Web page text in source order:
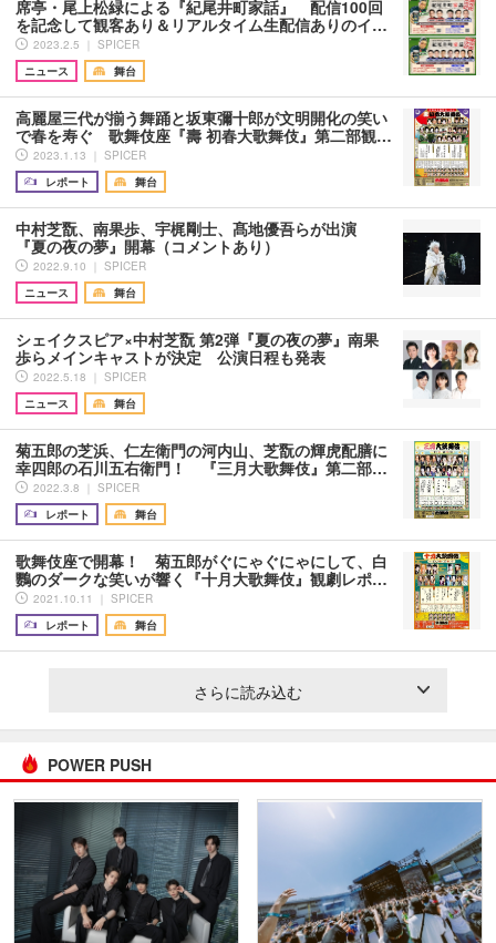
席亭・尾上松緑による『紀尾井町家話』 配信100回
を記念して観客あり＆リアルタイム生配信ありのイ…
2023.2.5 ｜ SPICER
ニュース
舞台
高麗屋三代が揃う舞踊と坂東彌十郎が文明開化の笑い
で春を寿ぐ 歌舞伎座『壽 初春大歌舞伎』第二部観…
2023.1.13 ｜ SPICER
レポート
舞台
中村芝翫、南果歩、宇梶剛士、髙地優吾らが出演
『夏の夜の夢』開幕（コメントあり）
2022.9.10 ｜ SPICER
ニュース
舞台
シェイクスピア×中村芝翫 第2弾『夏の夜の夢』南果
歩らメインキャストが決定 公演日程も発表
2022.5.18 ｜ SPICER
ニュース
舞台
菊五郎の芝浜、仁左衛門の河内山、芝翫の輝虎配膳に
幸四郎の石川五右衛門！ 『三月大歌舞伎』第二部…
2022.3.8 ｜ SPICER
レポート
舞台
歌舞伎座で開幕！ 菊五郎がぐにゃぐにゃにして、白
鸚のダークな笑いが響く『十月大歌舞伎』観劇レポ…
2021.10.11 ｜ SPICER
レポート
舞台
さらに読み込む
POWER PUSH